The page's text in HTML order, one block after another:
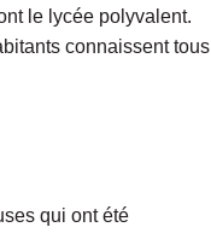
le lycée polyvalent.
connaissent tous
qui ont été